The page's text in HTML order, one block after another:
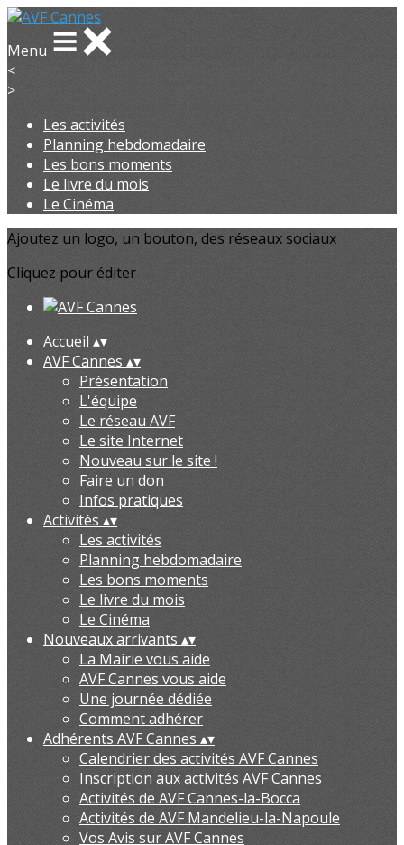
Menu
<
>
Les activités
Planning hebdomadaire
Les bons moments
Le livre du mois
Le Cinéma
Ajoutez un logo, un bouton, des réseaux sociaux
Cliquez pour éditer
Accueil ▴▾
AVF Cannes ▴▾
Présentation
L'équipe
Le réseau AVF
Le site Internet
Nouveau sur le site !
Faire un don
Infos pratiques
Activités ▴▾
Les activités
Planning hebdomadaire
Les bons moments
Le livre du mois
Le Cinéma
Nouveaux arrivants ▴▾
La Mairie vous aide
AVF Cannes vous aide
Une journée dédiée
Comment adhérer
Adhérents AVF Cannes ▴▾
Calendrier des activités AVF Cannes
Inscription aux activités AVF Cannes
Activités de AVF Cannes-la-Bocca
Activités de AVF Mandelieu-la-Napoule
Vos Avis sur AVF Cannes